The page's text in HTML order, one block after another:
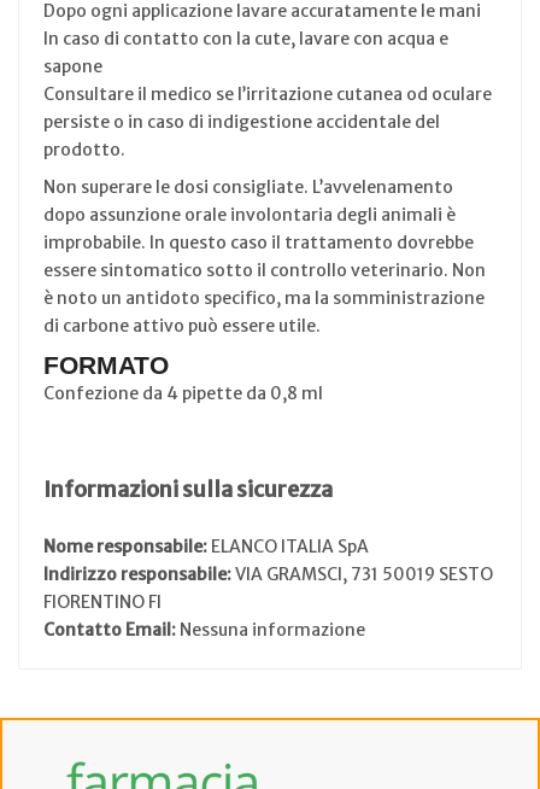
Dopo ogni applicazione lavare accuratamente le mani
In caso di contatto con la cute, lavare con acqua e
sapone
Consultare il medico se l’irritazione cutanea od oculare
persiste o in caso di indigestione accidentale del
prodotto.
Non superare le dosi consigliate. L’avvelenamento
dopo assunzione orale involontaria degli animali è
improbabile. In questo caso il trattamento dovrebbe
essere sintomatico sotto il controllo veterinario. Non
è noto un antidoto specifico, ma la somministrazione
di carbone attivo può essere utile.
FORMATO
Confezione da 4 pipette da 0,8 ml
Informazioni sulla sicurezza
Nome responsabile: ELANCO ITALIA SpA
Indirizzo responsabile:VIA GRAMSCI, 731 50019 SESTO
FIORENTINO FI
Contatto Email: Nessuna informazione